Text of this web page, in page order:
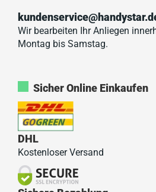
Wir bearbeiten Ihr Anliegen
Montag bis Samstag.
Sicher Online Einkaufen
DHL
Kostenloser Versand